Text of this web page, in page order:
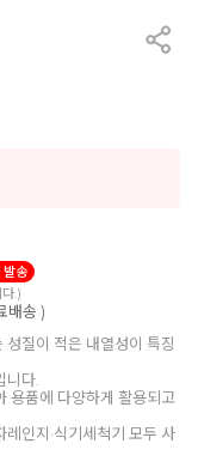
발송
.)
배송 )
질이 적은 내열성이 특징
니다.
용품에 다양하게 활용되고
인지·식기세척기 모두 사